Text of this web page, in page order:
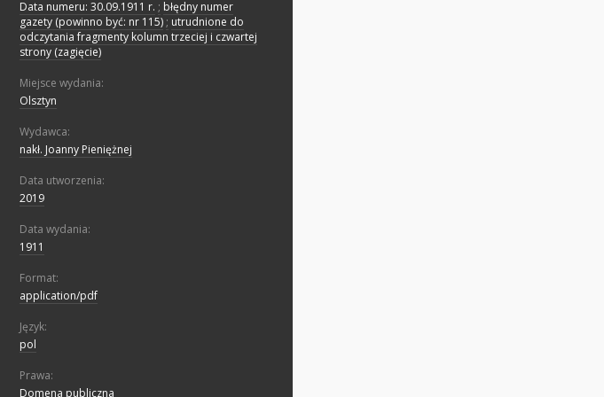
Data numeru: 30.09.1911 r. ; błędny numer
gazety (powinno być: nr 115) ; utrudnione do
odczytania fragmenty kolumn trzeciej i czwartej
strony (zagięcie)
Miejsce wydania:
Olsztyn
Wydawca:
nakł. Joanny Pieniężnej
Data utworzenia:
2019
Data wydania:
1911
Format:
application/pdf
Język:
pol
Prawa:
Domena publiczna